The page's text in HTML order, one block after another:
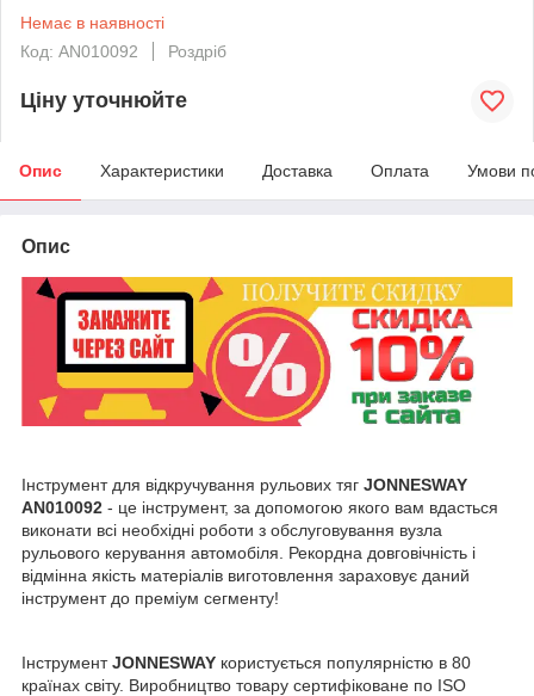
Немає в наявності
Код: AN010092
Роздріб
Ціну уточнюйте
Опис Характеристики Доставка Оплата Умови
Опис
Інструмент для відкручування рульових тяг JONNESWAY
AN010092 - це інструмент, за допомогою якого вам вдасться
виконати всі необхідні роботи з обслуговування вузла
рульового керування автомобіля. Рекордна довговічність і
відмінна якість матеріалів виготовлення зараховує даний
інструмент до преміум сегменту!
ІнструментJONNESWAY користується популярністю в 80
країнах світу. Виробництво товару сертифіковане по ISO